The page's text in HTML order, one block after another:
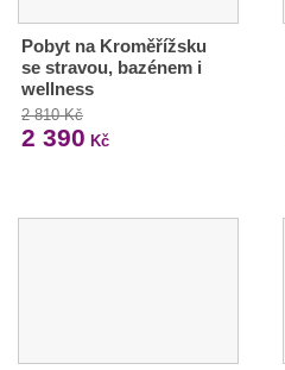
Pobyt na Kroměřížsku
se stravou, bazénem i
wellness
2 810 Kč
2 390 Kč